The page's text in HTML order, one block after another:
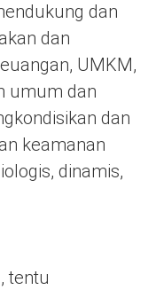
dan
dan
UMKM,
umum dan
dan
keamanan
dinamis,
tentu